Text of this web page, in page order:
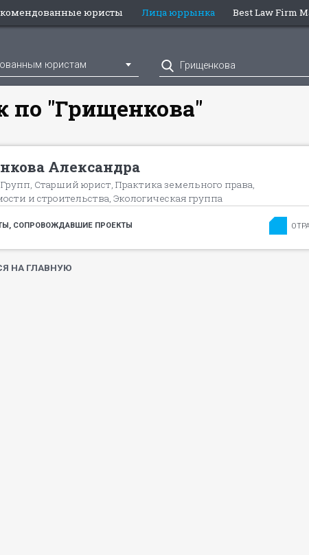
юристы Лица юррынка Best Law Firm
юристам
по "Грищенкова"
Александра
Старший юрист, Практика земельного права,
и строительства, Экологическая группа
СОПРОВОЖДАВШИЕ ПРОЕКТЫ
НА ГЛАВНУЮ